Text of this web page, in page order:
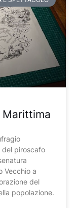
del piroscafo
Vecchio a
del
popolazione.